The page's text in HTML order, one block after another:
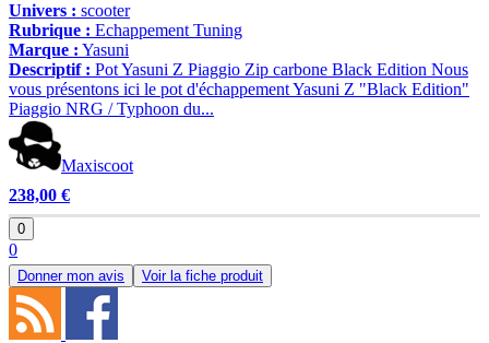
Univers : scooter
Rubrique : Echappement Tuning
Marque : Yasuni
Descriptif : Pot Yasuni Z Piaggio Zip carbone Black Edition Nous
vous présentons ici le pot d'échappement Yasuni Z "Black Edition"
Piaggio NRG / Typhoon du...
Maxiscoot
238,00 €
0
0
Donner mon avis Voir la fiche produit